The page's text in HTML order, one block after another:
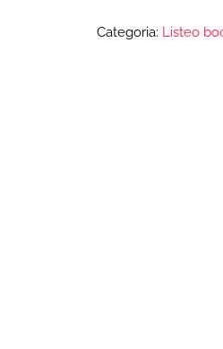
Categoria: Listeo